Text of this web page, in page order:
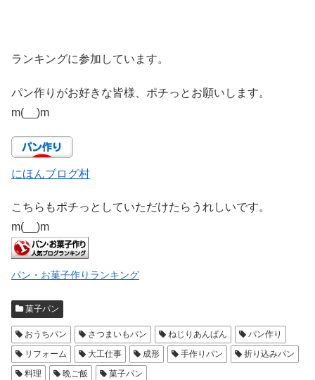
ランキングに参加しています。
パン作りがお好きな皆様、ポチっとお願いします。
m(__)m
にほんブログ村
こちらもポチっとしていただけたらうれしいです。
m(__)m
パン・お菓子作りランキング
菓子パン
おうちパン さつまいもパン ねじりあんぱん
パン作り
リフォーム
大工仕事 成形 手作りパン
折り込みパン
料理
晩ご飯 菓子パン